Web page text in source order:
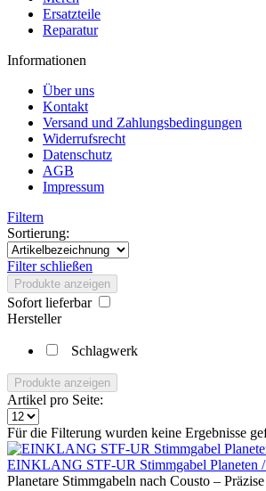
Ersatzteile
Reparatur
Informationen
Über uns
Kontakt
Versand und Zahlungsbedingungen
Widerrufsrecht
Datenschutz
AGB
Impressum
Filtern
Sortierung:
Filter schließen
Produkte anzeigen
Sofort lieferbar
Hersteller
Schlagwerk
Produkte anzeigen
Artikel pro Seite:
Für die Filterung wurden keine Ergebnisse
EINKLANG STF-UR Stimmgabel Planeten /
Planetare Stimmgabeln nach Cousto –